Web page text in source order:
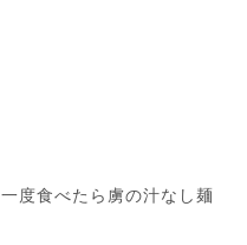
一度食べたら虜の汁なし麺